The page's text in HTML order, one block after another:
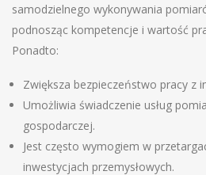
samodzielnego wykonywania
podnosząc kompetencje i wartość
Ponadto:
Zwiększa bezpieczeństwo pracy z
Umożliwia świadczenie usług
gospodarczej.
Jest często wymogiem w
inwestycjach przemysłowych.